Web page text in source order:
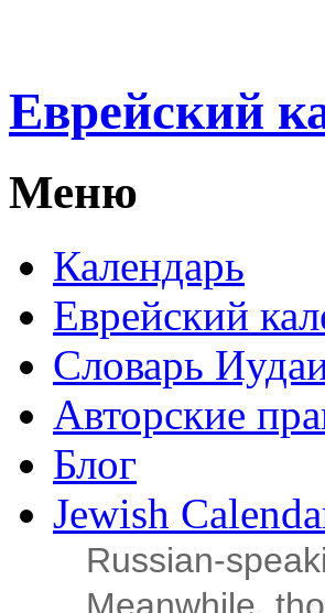
Еврейский
Меню
Календарь
Еврейский
Словарь
Авторские
Блог
Jewish
Meanwhile,